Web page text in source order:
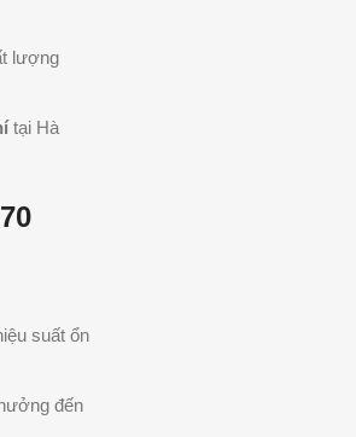
lượng
tại Hà
suất ổn
đến